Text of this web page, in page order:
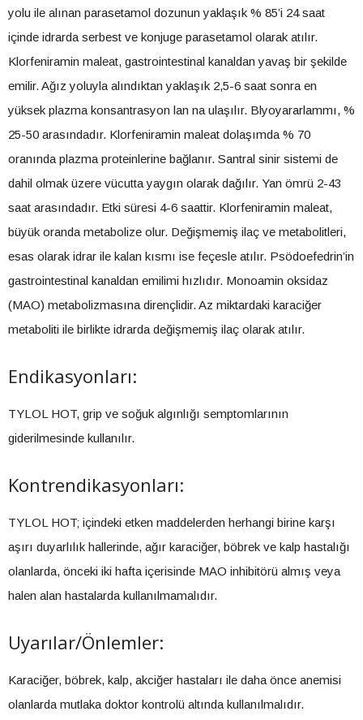
yolu ile alınan parasetamol dozunun yaklaşık % 85’i 24 saat
içinde idrarda serbest ve konjuge parasetamol olarak atılır.
Klorfeniramin maleat, gastrointestinal kanaldan yavaş bir şekilde
emilir. Ağız yoluyla alındıktan yaklaşık 2,5-6 saat sonra en
yüksek plazma konsantrasyon lan na ulaşılır. Blyoyararlammı, %
25-50 arasındadır. Klorfeniramin maleat dolaşımda % 70
oranında plazma proteinlerine bağlanır. Santral sinir sistemi de
dahil olmak üzere vücutta yaygın olarak dağılır. Yan ömrü 2-43
saat arasındadır. Etki süresi 4-6 saattir. Klorfeniramin maleat,
büyük oranda metabolize olur. Değişmemiş ilaç ve metabolitleri,
esas olarak idrar ile kalan kısmı ise feçesle atılır. Psödoefedrin’in
gastrointestinal kanaldan emilimi hızlıdır. Monoamin oksidaz
(MAO) metabolizmasına dirençlidir. Az miktardaki karaciğer
metaboliti ile birlikte idrarda değişmemiş ilaç olarak atılır.
Endikasyonları:
TYLOL HOT, grip ve soğuk algınlığı semptomlarının
giderilmesinde kullanılır.
Kontrendikasyonları:
TYLOL HOT; içindeki etken maddelerden herhangi birine karşı
aşırı duyarlılık hallerinde, ağır karaciğer, böbrek ve kalp hastalığı
olanlarda, önceki iki hafta içerisinde MAO inhibitörü almış veya
halen alan hastalarda kullanılmamalıdır.
Uyarılar/Önlemler:
Karaciğer, böbrek, kalp, akciğer hastaları ile daha önce anemisi
olanlarda mutlaka doktor kontrolü altında kullanılmalıdır.